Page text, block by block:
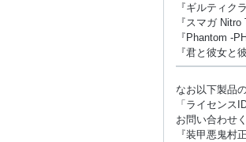
『ギルティク
『スマガ Nitro
『Phantom -
『君と彼女と
なお以下製品
「ライセンス
お問い合わせ
『装甲悪鬼村